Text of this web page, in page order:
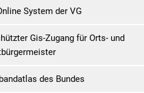
System der VG
Gis-Zugang für Orts- und
des Bundes